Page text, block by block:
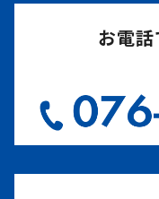
お電